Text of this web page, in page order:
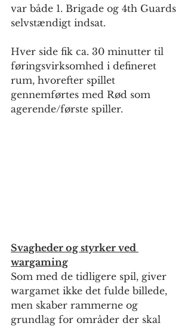
var både 1. Brigade og 4th Guards
selvstændigt indsat.
Hver side fik ca. 30 minutter til
føringsvirksomhed i defineret
rum, hvorefter spillet
gennemførtes med Rød som
agerende/første spiller.
Svagheder og styrker ved
wargaming
Som med de tidligere spil, giver
wargamet ikke det fulde billede,
men skaber rammerne og
grundlag for områder der skal